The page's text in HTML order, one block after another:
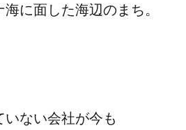
に​面した​海辺の​まち。​
いない​会社が​今も​